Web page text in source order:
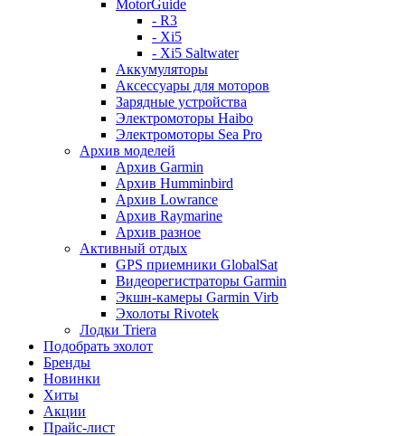
MotorGuide
- R3
- Xi5
- Xi5 Saltwater
Аккумуляторы
Аксессуары для моторов
Зарядные устройства
Электромоторы Haibo
Электромоторы Sea Pro
Архив моделей
Архив Garmin
Архив Humminbird
Архив Lowrance
Архив Raymarine
Архив разное
Активный отдых
GPS приемники GlobalSat
Видеорегистраторы Garmin
Экшн-камеры Garmin Virb
Эхолоты Rivotek
Лодки Triera
Подобрать эхолот
Бренды
Новинки
Хиты
Акции
Прайс-лист